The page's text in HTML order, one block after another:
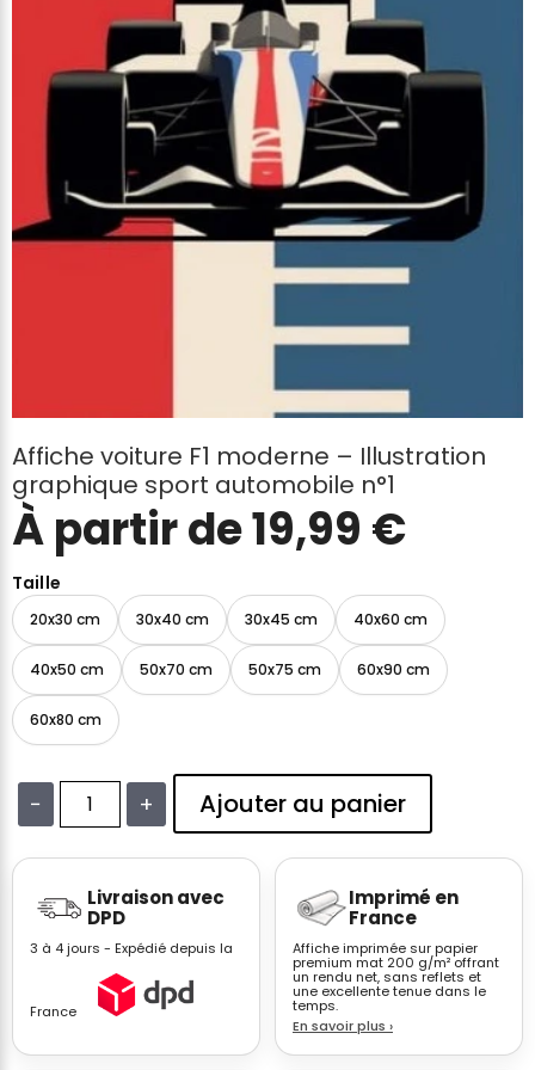
Affiche voiture F1 moderne – Illustration
graphique sport automobile n°1
À partir de19,99 €
Taille
20x30 cm 30x40 cm 30x45 cm 40x60 cm
40x50 cm 50x70 cm 50x75 cm 60x90 cm
60x80 cm
−
Affiche
voiture
moderne
Illustration
sport
+ Ajouter au panier
Livraison avec
DPD
3 à 4 jours - Expédié depuis la
France
Imprimé en
France
Affiche imprimée sur papier
premium mat 200 g/m² offrant
un rendu net, sans reflets et
une excellente tenue dans le
temps.
En savoir plus ›